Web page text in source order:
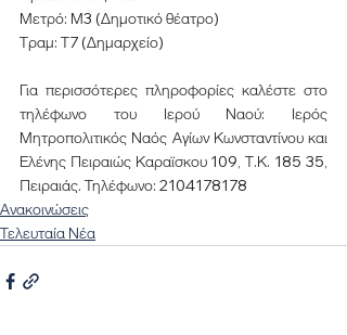
Μετρό: Μ3 (Δημοτικό θέατρο)
Τραμ: Τ7 (Δημαρχείο)
Για περισσότερες πληροφορίες καλέστε στο
τηλέφωνο του Ιερού Ναού: Ιερός
Μητροπολιτικός Ναός Αγίων Κωνσταντίνου και
Ελένης Πειραιώς Καραϊσκου 109, Τ.Κ. 185 35,
Πειραιάς. Τηλέφωνο: 2104178178
Ανακοινώσεις
Τελευταία Νέα